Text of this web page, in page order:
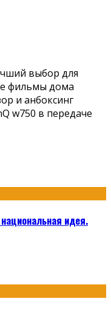
выбор для
фильмы дома
и анбоксинг
w750 в передаче
идея.